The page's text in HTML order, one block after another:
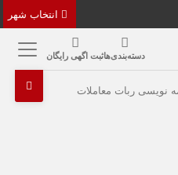
دسته‌بندی‌هاثبت اگهی رایگان
نویسی ربات معاملات